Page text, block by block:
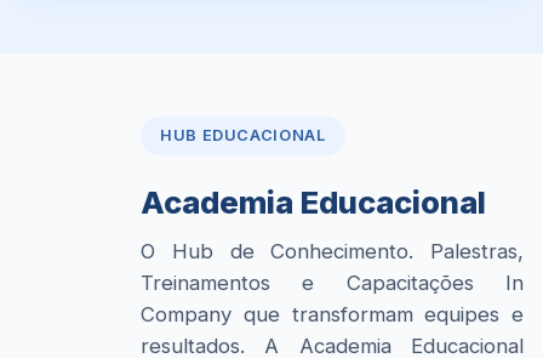
HUB EDUCACIONAL
Academia Educacional
O Hub de Conhecimento. Palestras,
Treinamentos e Capacitações In
Company que transformam equipes e
resultados. A Academia Educacional